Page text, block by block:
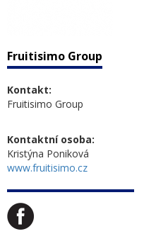
Fruitisimo Group
Kontakt:
Fruitisimo Group
Kontaktní osoba:
Kristýna Poniková
www.fruitisimo.cz